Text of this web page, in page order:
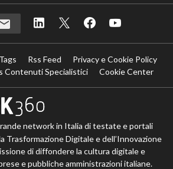
Tags Rss Feed
Privacy e Cookie Policy
Contenuti Specialistici
Cookie Center
network in Italia di testate e portali
Trasformazione Digitale e dell’Innovazione
di diffondere la cultura digitale e
e pubbliche amministrazioni italiane.